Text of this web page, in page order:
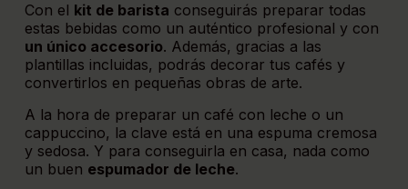
Con el kit de barista conseguirás preparar todas
estas bebidas como un auténtico profesional y con
un único accesorio. Además, gracias a las
plantillas incluidas, podrás decorar tus cafés y
convertirlos en pequeñas obras de arte.
A la hora de preparar un café con leche o un
cappuccino, la clave está en una espuma cremosa
y sedosa. Y para conseguirla en casa, nada como
un buen espumador de leche.